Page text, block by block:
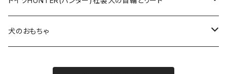
アニリンレザーの首輪とリード
超小型犬〜中型犬サイズ
無垢の木と陶器のディッシュスタンドセット
HUNTER(ハンター）社製首輪
犬のおもちゃ